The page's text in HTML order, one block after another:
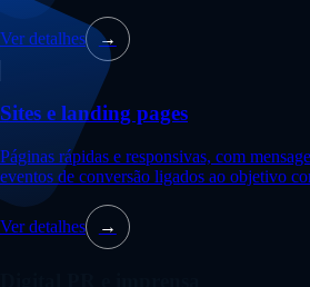
Ver detalhes →
Sites e landing pages
Páginas rápidas e responsivas, com
eventos de conversão ligados ao objetivo
Ver detalhes →